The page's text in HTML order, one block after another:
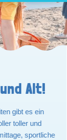
Alt!
gibt es ein
toller und
sportliche